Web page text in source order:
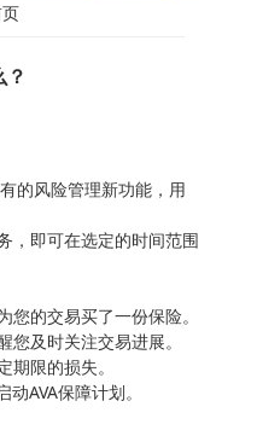
的风险管理新功能，用
，即可在选定的时间范围
的交易买了一份保险。
及时关注交易进展。
限的损失。
AVA保障计划。